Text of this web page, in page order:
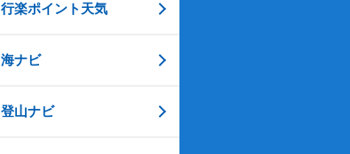
行楽ポイント天気
海ナビ
登山ナビ